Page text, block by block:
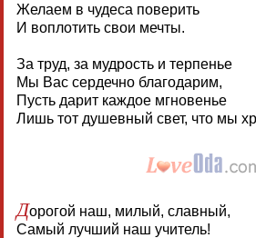
Желаем в чудеса поверить
И воплотить свои мечты.
За труд, за мудрость и терпенье
Мы Вас сердечно благодарим,
Пусть дарит каждое мгновенье
Лишь тот душевный свет, что мы
Дорогой наш, милый, славный,
Самый лучший наш учитель!